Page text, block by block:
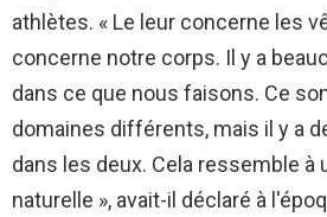
athlètes. « Le leur concerne les
concerne notre corps. Il y a
dans ce que nous faisons. Ce
domaines différents, mais il y a
dans les deux. Cela ressemble à
naturelle », avait-il déclaré à